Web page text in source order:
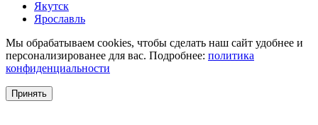
Якутск
Ярославль
Мы обрабатываем cookies, чтобы сделать наш сайт удобнее и
персонализированее для вас. Подробнее: политика
конфиденциальности
Принять